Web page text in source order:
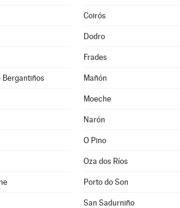
Coirós
Dodro
Frades
Bergantiños Mañón
Moeche
Narón
O Pino
Oza dos Ríos
Porto do Son
San Sadurniño